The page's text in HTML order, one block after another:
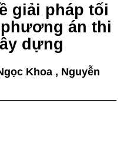
giải pháp tối
án thi
dựng
Khoa , Nguyễn